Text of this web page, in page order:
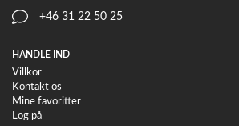
+46 31 22 50 25
HANDLE IND
Villkor
Kontakt os
Mine favoritter
Log på